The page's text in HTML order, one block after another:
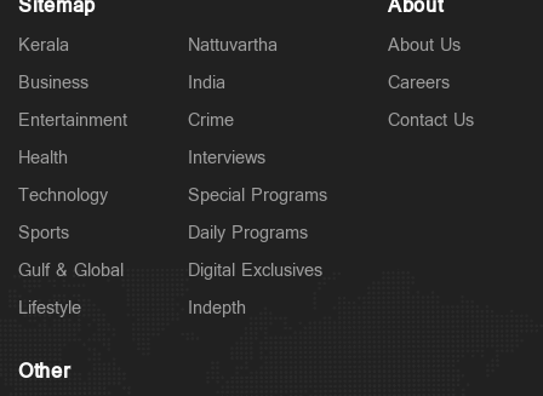
Sitemap
Kerala
Business
Entertainment
Health
Technology
Sports
Gulf & Global
Lifestyle
Nattuvartha
India
Crime
Interviews
Special Programs
Daily Programs
Digital Exclusives
Indepth
About
About Us
Careers
Contact Us
Other